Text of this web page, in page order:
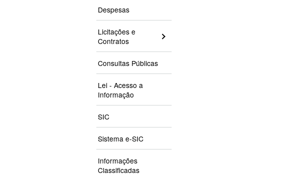
Despesas
Licitações e
Contratos
Consultas Públicas
Lei - Acesso a
Informação
SIC
Sistema e-SIC
Informações
Classificadas